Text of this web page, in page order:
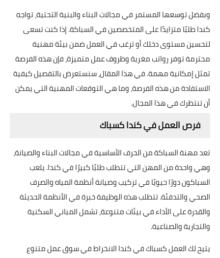
وبفضل توسعها المستمر في مجالات البناء والبنية التحتية، تواجه
كندا طلبًا متزايدًا على المتخصصين في السباكة. إذا كنت تسعى
لتحسين مستوى دخلك أو ترغب في العمل ضمن بيئة مهنية
محترمة توفر رواتب مغرية وظروف عمل متميزة، فإن هذه الفرصة
تمثل إمكانية مهمة. في هذا المقال، سنستعرض بالتفصيل كيفية
الاستفادة من هذه الفرصة، وما هي التوقعات المهنية التي يمكن
أن تنتظرك في هذا المجال.
فرص العمل في كندا كسباك
تعد مهنة السباكة من الحرف الأساسية في مجالات البناء والصيانة،
وهي واحدة من المهن التي تتطلب طلبًا كبيرًا في كندا. يلعب
السباكون دورًا حيويًا في تركيب وصيانة أنظمة المياه والصرف
الصحي والتدفئة. تتطلب هذه الوظيفة خبرة في الأنظمة الحديثة
والقدرة على الأداء في بيئات متنوعة، تشمل المباني السكنية
والتجارية والصناعية.
يتيح لك العمل كسباك في كندا الانخراط في سوق عمل متنوع